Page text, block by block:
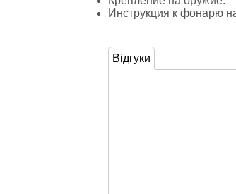
Инструкция к фонарю
Відгуки